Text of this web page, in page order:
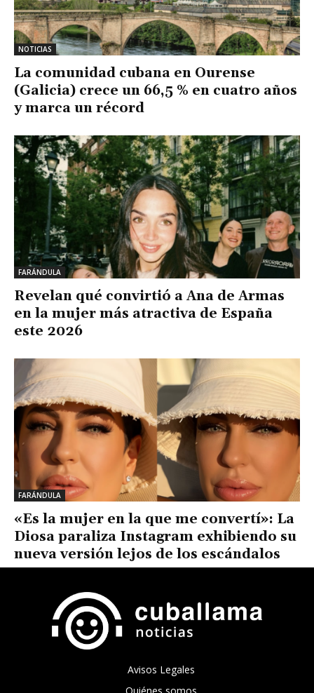
NOTICIAS
La comunidad cubana en Ourense
(Galicia) crece un 66,5 % en cuatro años
y marca un récord
FARÁNDULA
Revelan qué convirtió a Ana de Armas
en la mujer más atractiva de España
este 2026
FARÁNDULA
«Es la mujer en la que me convertí»: La
Diosa paraliza Instagram exhibiendo su
nueva versión lejos de los escándalos
Avisos Legales
Quiénes somos